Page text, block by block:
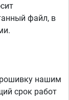
файл, в
нашим
срок работ